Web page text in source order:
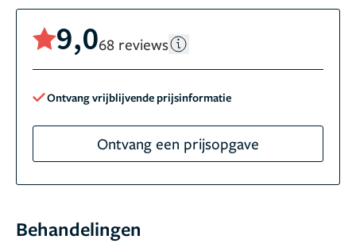
9,068 reviews
Ontvang vrijblijvende prijsinformatie
Ontvang een prijsopgave
Behandelingen